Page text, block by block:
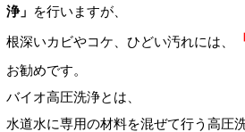
浄」 を行いますが、
根深いカビやコケ、ひどい汚れには、
お勧めです。
バイオ高圧洗浄とは、
水道水に専用の材料を混ぜて行う高圧洗